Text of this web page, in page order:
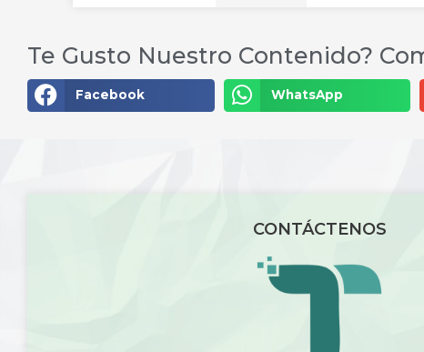
Te Gusto Nuestro Contenido?
Facebook WhatsApp
CONTÁCTENOS